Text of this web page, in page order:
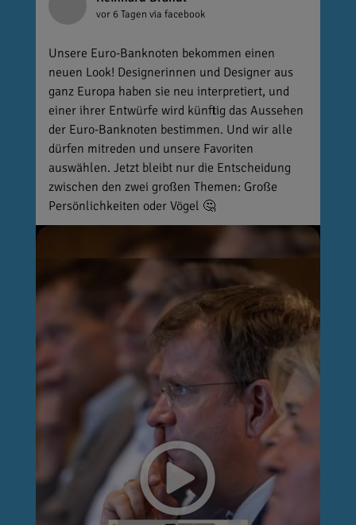
vor 6 Tagen via facebook
Unsere Euro-Banknoten bekommen einen
neuen Look! Designerinnen und Designer aus
ganz Europa haben sie neu interpretiert, und
einer ihrer Entwürfe wird künftig das Aussehen
der Euro-Banknoten bestimmen. Und wir alle
dürfen mitreden und unsere Favoriten
auswählen. Jetzt bleibt nur die Entscheidung
zwischen den zwei großen Themen: Große
Persönlichkeiten oder Vögel 🤔